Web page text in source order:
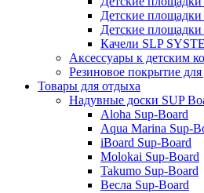
Детские
Детские
Качели SLP
Аксессуары к детским
Резиновое покрытие
Товары для отдыха
Надувные доски SUP
Aloha Sup-Board
Aqua Marina Sup-
iBoard Sup-Board
Molokai Sup-Board
Takumo Sup-Board
Весла Sup-Board